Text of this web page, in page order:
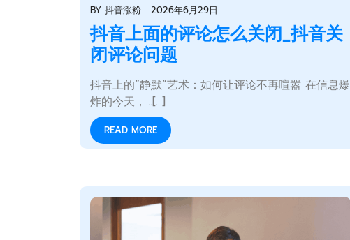
BY 抖音涨粉 2026年6月29日
抖音上面的评论怎么关闭_抖音关
闭评论问题
抖音上的“静默”艺术：如何让评论不再喧嚣 在信息爆
炸的今天，…[...]
READ MORE